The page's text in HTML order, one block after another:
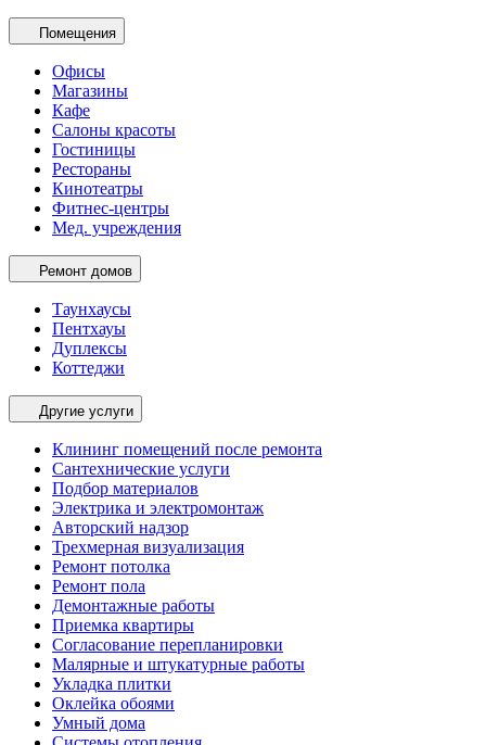
Помещения
Офисы
Магазины
Кафе
Салоны красоты
Гостиницы
Рестораны
Кинотеатры
Фитнес-центры
Мед. учреждения
Ремонт домов
Таунхаусы
Пентхауы
Дуплексы
Коттеджи
Другие услуги
Клининг помещений после ремонта
Сантехнические услуги
Подбор материалов
Электрика и электромонтаж
Авторский надзор
Трехмерная визуализация
Ремонт потолка
Ремонт пола
Демонтажные работы
Приемка квартиры
Согласование перепланировки
Малярные и штукатурные работы
Укладка плитки
Оклейка обоями
Умный дома